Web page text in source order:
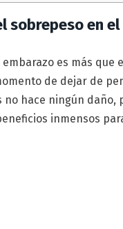
sobrepeso en
embarazo es más
de dejar de
no hace ningún
inmensos